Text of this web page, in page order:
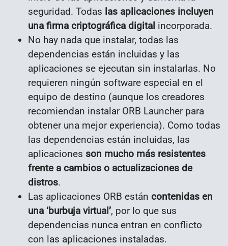
seguridad. Todas las aplicaciones incluyen
una firma criptográfica digital incorporada.
No hay nada que instalar, todas las
dependencias están incluidas y las
aplicaciones se ejecutan sin instalarlas. No
requieren ningún software especial en el
equipo de destino (aunque los creadores
recomiendan instalar ORB Launcher para
obtener una mejor experiencia). Como todas
las dependencias están incluidas, las
aplicaciones son mucho más resistentes
frente a cambios o actualizaciones de
distros.
Las aplicaciones ORB están contenidas en
una ‘burbuja virtual’, por lo que sus
dependencias nunca entran en conflicto
con las aplicaciones instaladas.